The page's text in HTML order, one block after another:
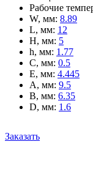
Рабочие
W, мм: 8.89
L, мм: 12
H, мм: 5
h, мм: 1.77
C, мм: 0.5
E, мм: 4.445
A, мм: 9.5
B, мм: 6.35
D, мм: 1.6
Заказать